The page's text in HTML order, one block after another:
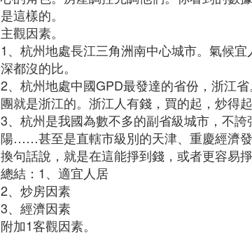
是這樣的。
主觀因素。
1、杭州地處長江三角洲南中心城市。氣候
深都沒的比。
2、杭州地處中國GPD最發達的省份，浙江
團就是浙江的。浙江人有錢，買的起，炒得起
3、杭州是我國為數不多的副省級城市，不
陽……甚至是直轄市級別的天津、重慶經濟發
換句話說，就是在這能掙到錢，或者更容易掙
總結：1、適宜人居
2、炒房因素
3、經濟因素
附加1客觀因素。